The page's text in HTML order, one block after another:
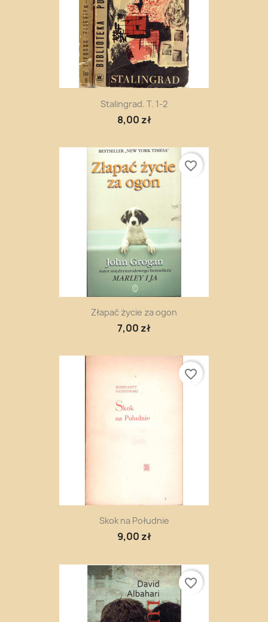
Stalingrad. T. 1-2
8,00 zł
Złapać życie za ogon
7,00 zł
favorite_border
Skok na Południe
9,00 zł
favorite_border
favorite_border